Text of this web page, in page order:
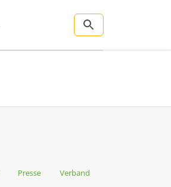
Presse
Verband